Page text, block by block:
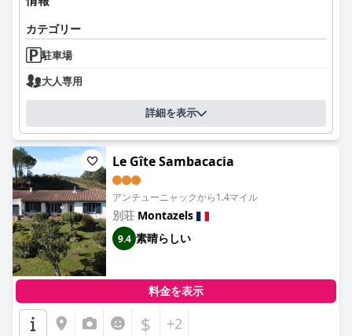
カテゴリー
駐車場
大人専用
詳細を表示
Le Gîte Sambacacia
アンチューニャックから1.4マイル
別荘 Montazels
9.4 素晴らしい
料金を表示
$ +2